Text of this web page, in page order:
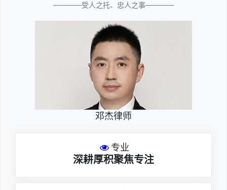
————受人之托、忠人之事————
邓杰律师
专业
深耕厚积聚焦专注